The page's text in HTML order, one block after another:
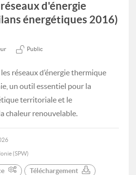
d'énergie
énergétiques 2016)
Public
réseaux d’énergie thermique
un outil essentiel pour la
territoriale et le
chaleur renouvelable.
(SPW)
Téléchargement